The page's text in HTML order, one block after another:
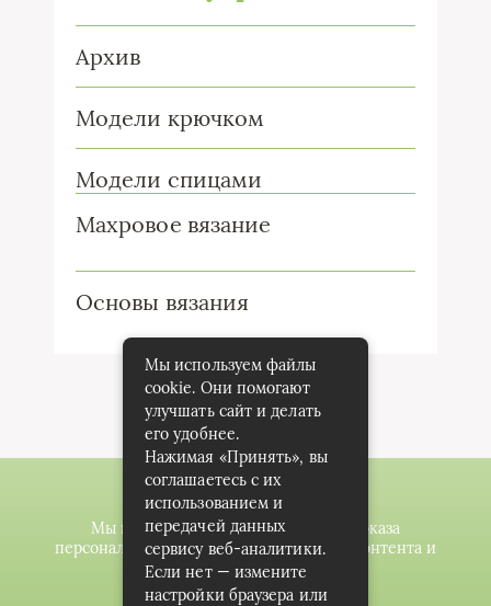
Архив
Модели крючком
Модели спицами
Махровое вязание
Основы вязания
Мы используем файлы cookie для показа
персонализированной рекламы и/или контента и
анализа нашего трафика.
Мы используем файлы
cookie. Они помогают
улучшать сайт и делать
его удобнее.
Нажимая «Принять», вы
соглашаетесь с их
использованием и
передачей данных
сервису веб-аналитики.
Если нет — измените
настройки браузера или